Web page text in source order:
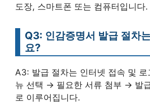
도장, 스마트폰 또는 컴퓨터입니다.
Q3: 인감증명서 발급 절차
요?
A3: 발급 절차는 인터넷 접속 및
뉴 선택 → 필요한 서류 첨부 → 발
로 이루어집니다.